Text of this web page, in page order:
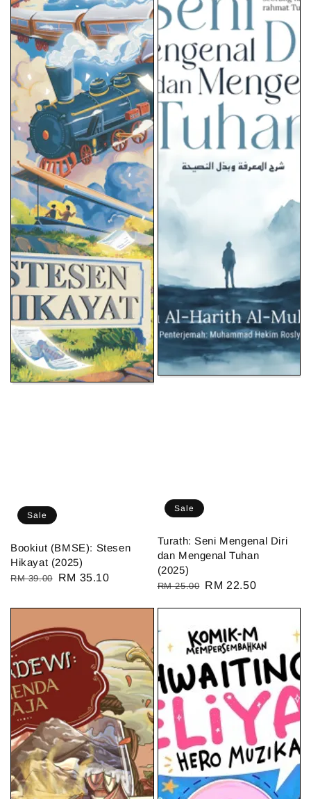
Sale
Bookiut (BMSE): Stesen
Hikayat (2025)
Regular
RM 39.00
Sale
RM 35.10
Sale
Turath: Seni Mengenal Diri
dan Mengenal Tuhan
(2025)
Regular
RM 25.00 Sale
RM 22.50